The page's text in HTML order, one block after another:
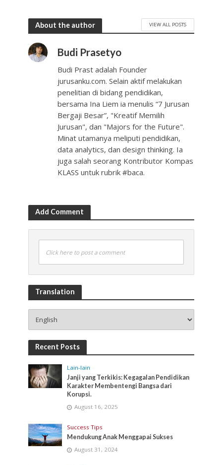
About the author VIEW ALL POSTS
Budi Prasetyo
Budi Prast adalah Founder
jurusanku.com. Selain aktif melakukan
penelitian di bidang pendidikan,
bersama Ina Liem ia menulis “7 Jurusan
Bergaji Besar”, "Kreatif Memilih
Jurusan", dan "Majors for the Future".
Minat utamanya meliputi pendidikan,
data analytics, dan design thinking. Ia
juga salah seorang Kontributor Kompas
KLASS untuk rubrik #baca.
Add Comment
Click here to post a comment
Translation
Recent Posts
Lain-lain
Janji yang Terkikis: Kegagalan Pendidikan
Karakter Membentengi Bangsa dari
Korupsi.
August 16, 2025
Success Tips
Mendukung Anak Menggapai Sukses
August 31, 2024